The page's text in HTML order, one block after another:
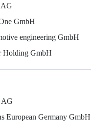
GmbH
engineering GmbH
Holding GmbH
European Germany GmbH